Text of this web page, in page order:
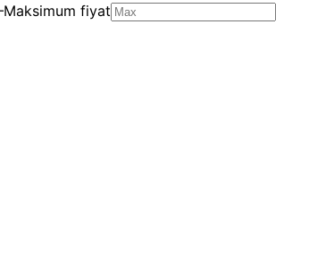
Maksimum fiyat